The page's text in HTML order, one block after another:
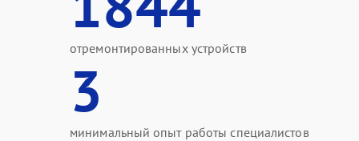
отремонтированных устройств
3
минимальный опыт работы специалистов